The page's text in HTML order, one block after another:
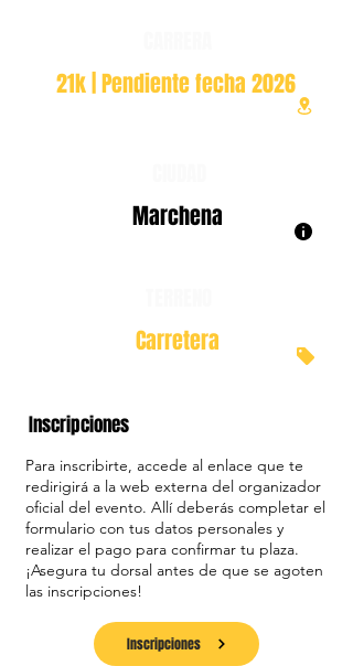
21k | Pendiente fecha 2026
Marchena
Carretera
Inscripciones
Para inscribirte, accede al enlace que te
redirigirá a la web externa del organizador
oficial del evento. Allí deberás completar el
formulario con tus datos personales y
realizar el pago para confirmar tu plaza.
¡Asegura tu dorsal antes de que se agoten
las inscripciones!
Inscripciones